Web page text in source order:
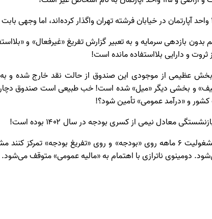
بازدهی سرمایه و به تعبیر گزارش تفریغ «غیرفعال» و
و دارایی بلااستفاده مانده است!
عظیمی از موجودی این صندوق از حالت نقد خارج شده و به
و بخشی دیگر «میل» شده است! خب طبیعی است صندوق دچار
کشور و «درآمد عمومی» تأمین شود؟!
معادل نیمی از کسری بودجه در سال ۱۴۰۲ بوده است!
د- اگر دولت و مجلس به جای مشغولیت ۶ ماهه روی «بودجه» و روی «تفریغ بودجه»
دومینوی ناترازی با اهتمام به «مالیه عمومی» متوقف می‌شود.